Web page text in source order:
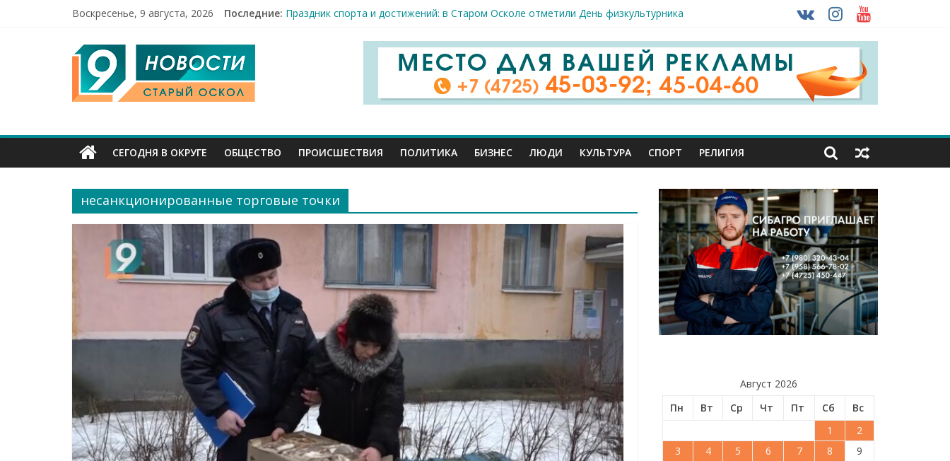
Воскресенье, 9 августа, 2026 Последние: Праздник спорта и достижений: в Старом Осколе отметили День физкультурника
12 человек пострадали сегодня при новых ударах ВСУ по нашему региону
49,5 млн руб. похитили мошенники у жителей Белгородчины под предлогом ввоза машин из-за рубежа
Строители принимают поздравления с профессиональным праздником
9
Канал
Старый
Оскол
СЕГОДНЯ В ОКРУГЕ ОБЩЕСТВО ПРОИСШЕСТВИЯ ПОЛИТИКА БИЗНЕС ЛЮДИ КУЛЬТУРА СПОРТ РЕЛИГИЯ
несанкционированные торговые точки
Август 2026
Пн
Вт Ср Чт Пт Сб
Вс
1
2
3
4 5 6 7 8
9